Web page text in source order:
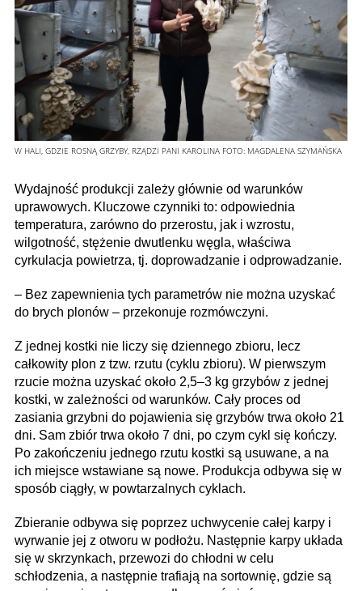
W HALI, GDZIE ROSNĄ GRZYBY, RZĄDZI PANI KAROLINA FOTO: MAGDALENA SZYMAŃSKA
Wydajność produkcji zależy głównie od warunków
uprawowych. Kluczowe czynniki to: odpowiednia
temperatura, zarówno do przerostu, jak i wzrostu,
wilgotność, stężenie dwutlenku węgla, właściwa
cyrkulacja powietrza, tj. doprowadzanie i odprowadzanie.
– Bez zapewnienia tych parametrów nie można uzyskać
do brych plonów – przekonuje rozmówczyni.
Z jednej kostki nie liczy się dziennego zbioru, lecz
całkowity plon z tzw. rzutu (cyklu zbioru). W pierwszym
rzucie można uzyskać około 2,5–3 kg grzybów z jednej
kostki, w zależności od warunków. Cały proces od
zasiania grzybni do pojawienia się grzybów trwa około 21
dni. Sam zbiór trwa około 7 dni, po czym cykl się kończy.
Po zakończeniu jednego rzutu kostki są usuwane, a na
ich miejsce wstawiane są nowe. Produkcja odbywa się w
sposób ciągły, w powtarzalnych cyklach.
Zbieranie odbywa się poprzez uchwycenie całej karpy i
wyrwanie jej z otworu w podłożu. Następnie karpy układa
się w skrzynkach, przewozi do chłodni w celu
schłodzenia, a następnie trafiają na sortownię, gdzie są